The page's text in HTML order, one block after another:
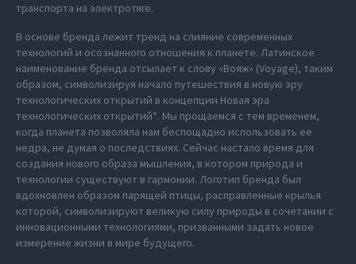
транспорта на электротяге.
В основе бренда лежит тренд на слияние современных
технологий и осознанного отношения к планете. Латинское
наименование бренда отсылает к слову «Вояж» (Voyage), таким
образом, символизируя начало путешествия в новую эру
технологических открытий в концепции Новая эра
технологических открытий*. Мы прощаемся с тем временем,
когда планета позволяла нам беспощадно использовать ее
недра, не думая о последствиях. Сейчас настало время для
создания нового образа мышления, в котором природа и
технологии существуют в гармонии. Логотип бренда был
вдохновлен образом парящей птицы, расправленные крылья
которой, символизируют великую силу природы в сочетании с
инновационными технологиями, призванными задать новое
измерение жизни в мире будущего.